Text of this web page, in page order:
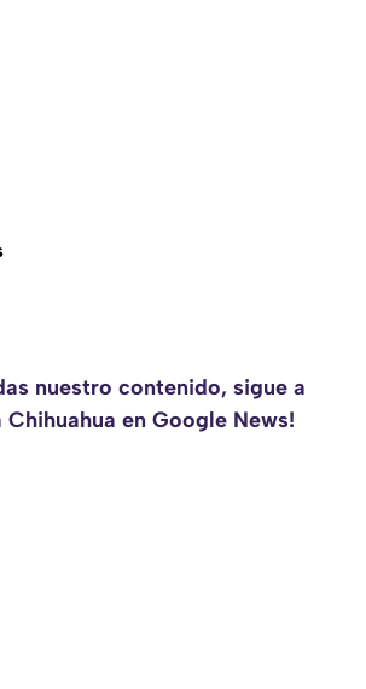
nuestro contenido, sigue a
en Google News!